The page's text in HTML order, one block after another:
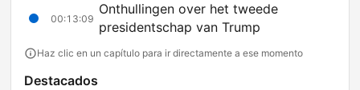
00:13:09
Onthullingen over het tweede
presidentschap van Trump
Haz clic en un capítulo para ir directamente a ese momento
Destacados